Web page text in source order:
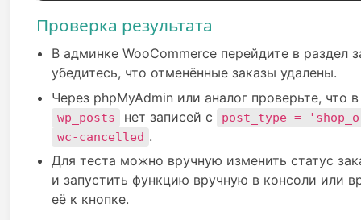
Проверка результата
В админке WooCommerce перейдите в раздел
убедитесь, что отменённые заказы удалены.
Через phpMyAdmin или аналог проверьте, что
wp_posts нет записей с
post_type =
wc-cancelled .
Для теста можно вручную изменить статус
и запустить функцию вручную в консоли или
её к кнопке.